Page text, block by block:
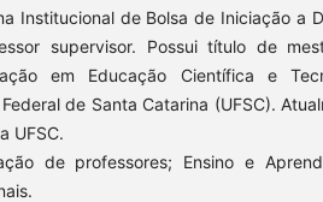
Institucional de Bolsa de Iniciação a
supervisor. Possui título de
em Educação Científica e
de Santa Catarina (UFSC).
UFSC.
de professores; Ensino e